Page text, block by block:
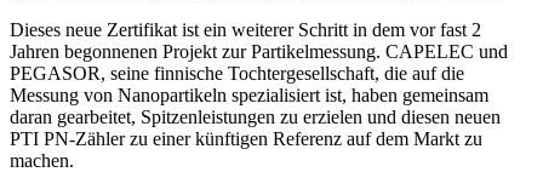
Dieses neue Zertifikat ist ein weiterer Schritt in dem vor fast 2
Jahren begonnenen Projekt zur Partikelmessung. CAPELEC und
PEGASOR, seine finnische Tochtergesellschaft, die auf die
Messung von Nanopartikeln spezialisiert ist, haben gemeinsam
daran gearbeitet, Spitzenleistungen zu erzielen und diesen neuen
PTI PN-Zähler zu einer künftigen Referenz auf dem Markt zu
machen.